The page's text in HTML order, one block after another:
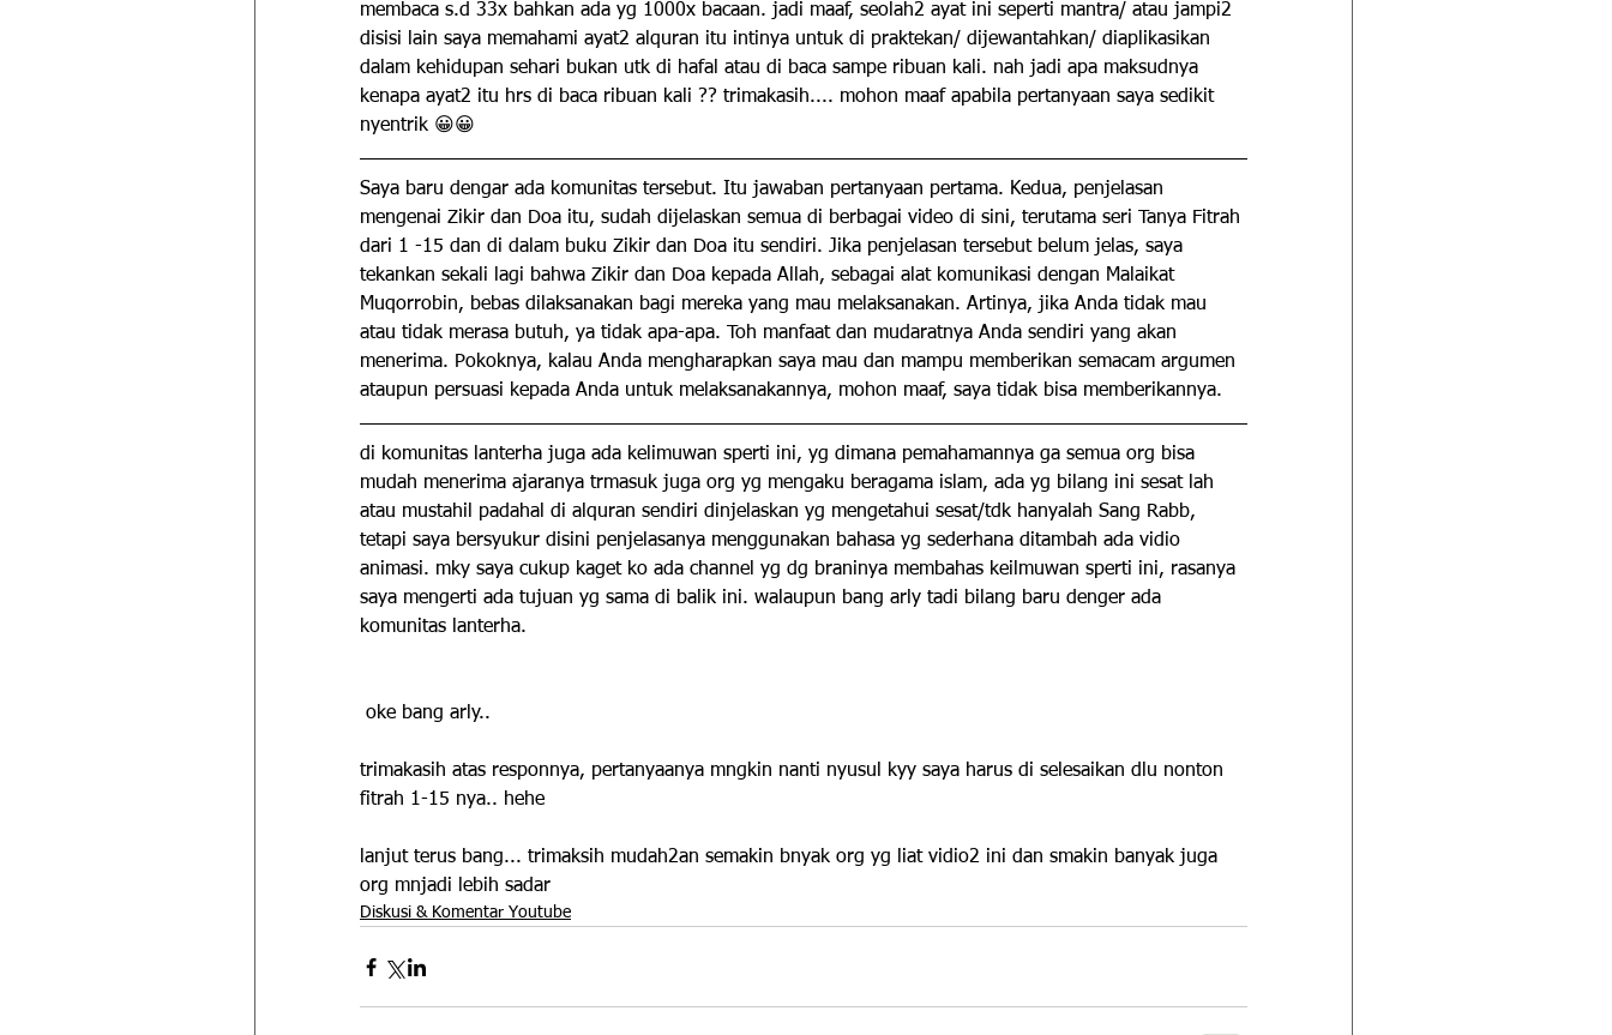
membaca s.d 33x bahkan ada yg 1000x bacaan. jadi maaf, seolah2 ayat ini seperti mantra/ atau jampi2
disisi lain saya memahami ayat2 alquran itu intinya untuk di praktekan/ dijewantahkan/ diaplikasikan
dalam kehidupan sehari bukan utk di hafal atau di baca sampe ribuan kali. nah jadi apa maksudnya
kenapa ayat2 itu hrs di baca ribuan kali ?? trimakasih.... mohon maaf apabila pertanyaan saya sedikit
nyentrik 😀😀
Saya baru dengar ada komunitas tersebut. Itu jawaban pertanyaan pertama. Kedua, penjelasan
mengenai Zikir dan Doa itu, sudah dijelaskan semua di berbagai video di sini, terutama seri Tanya Fitrah
dari 1 -15 dan di dalam buku Zikir dan Doa itu sendiri. Jika penjelasan tersebut belum jelas, saya
tekankan sekali lagi bahwa Zikir dan Doa kepada Allah, sebagai alat komunikasi dengan Malaikat
Muqorrobin, bebas dilaksanakan bagi mereka yang mau melaksanakan. Artinya, jika Anda tidak mau
atau tidak merasa butuh, ya tidak apa-apa. Toh manfaat dan mudaratnya Anda sendiri yang akan
menerima. Pokoknya, kalau Anda mengharapkan saya mau dan mampu memberikan semacam argumen
ataupun persuasi kepada Anda untuk melaksanakannya, mohon maaf, saya tidak bisa memberikannya.
di komunitas lanterha juga ada kelimuwan sperti ini, yg dimana pemahamannya ga semua org bisa
mudah menerima ajaranya trmasuk juga org yg mengaku beragama islam, ada yg bilang ini sesat lah
atau mustahil padahal di alquran sendiri dinjelaskan yg mengetahui sesat/tdk hanyalah Sang Rabb,
tetapi saya bersyukur disini penjelasanya menggunakan bahasa yg sederhana ditambah ada vidio
animasi. mky saya cukup kaget ko ada channel yg dg braninya membahas keilmuwan sperti ini, rasanya
saya mengerti ada tujuan yg sama di balik ini. walaupun bang arly tadi bilang baru denger ada
komunitas lanterha.
oke bang arly..
trimakasih atas responnya, pertanyaanya mngkin nanti nyusul kyy saya harus di selesaikan dlu nonton
fitrah 1-15 nya.. hehe
lanjut terus bang... trimaksih mudah2an semakin bnyak org yg liat vidio2 ini dan smakin banyak juga
org mnjadi lebih sadar
Diskusi & Komentar Youtube